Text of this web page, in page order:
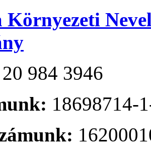
Környezeti
20 984 3946
18698714-